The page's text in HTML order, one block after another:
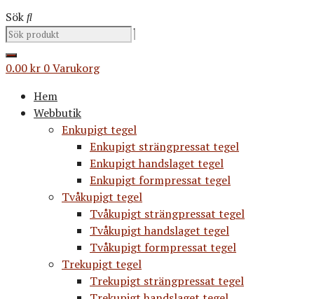
Sök
0.00kr 0Varukorg
Hem
Webbutik
Enkupigt tegel
Enkupigt strängpressat tegel
Enkupigt handslaget tegel
Enkupigt formpressat tegel
Tvåkupigt tegel
Tvåkupigt strängpressat tegel
Tvåkupigt handslaget tegel
Tvåkupigt formpressat tegel
Trekupigt tegel
Trekupigt strängpressat tegel